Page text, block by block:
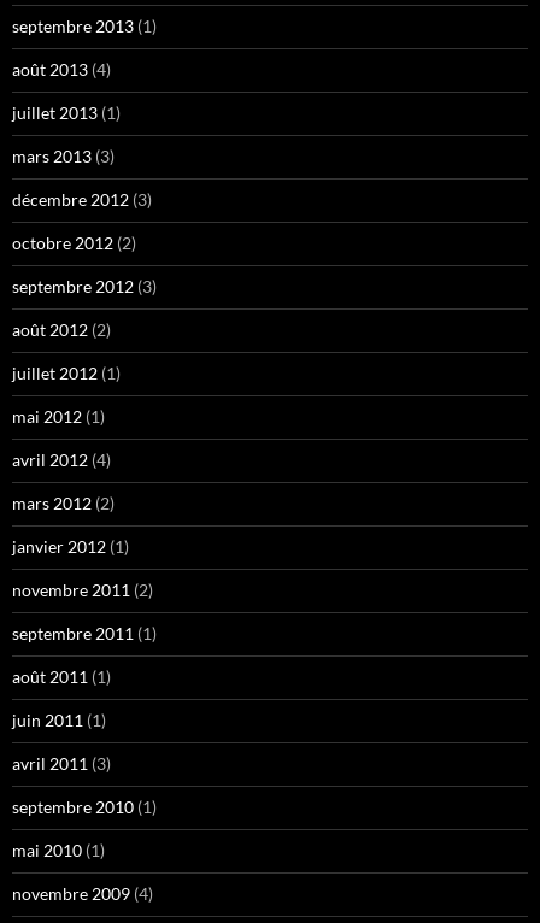
septembre 2013 (1)
août 2013 (4)
juillet 2013 (1)
mars 2013 (3)
décembre 2012 (3)
octobre 2012 (2)
septembre 2012 (3)
août 2012 (2)
juillet 2012 (1)
mai 2012 (1)
avril 2012 (4)
mars 2012 (2)
janvier 2012 (1)
novembre 2011 (2)
septembre 2011 (1)
août 2011 (1)
juin 2011 (1)
avril 2011 (3)
septembre 2010 (1)
mai 2010 (1)
novembre 2009 (4)